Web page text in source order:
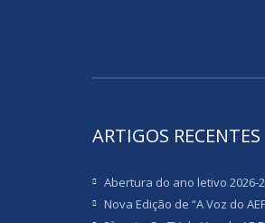
ARTIGOS RECENTES
Abertura do ano letivo 2026-
Nova Edição de “A Voz do